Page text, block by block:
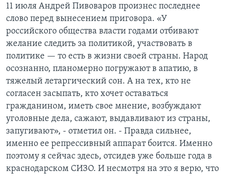
11 июля Андрей Пивоваров произнес последнее
слово перед вынесением приговора. «У
российского общества власти годами отбивают
желание следить за политикой, участвовать в
политике — то есть в жизни своей страны. Народ
осознанно, планомерно погружают в апатию, в
тяжелый летаргический сон. А на тех, кто не
согласен засыпать, кто хочет оставаться
гражданином, иметь свое мнение, возбуждают
уголовные дела, сажают, выдавливают из страны,
запугивают», - отметил он. - Правда сильнее,
именно ее репрессивный аппарат боится. Именно
поэтому я сейчас здесь, отсидев уже больше года в
краснодарском СИЗО. И несмотря на это я верю, что